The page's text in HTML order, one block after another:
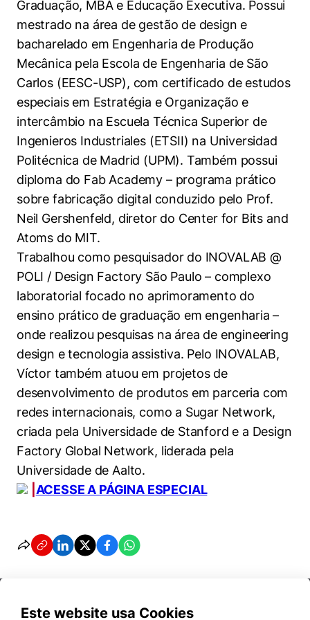
Graduação, MBA e Educação Executiva. Possui
mestrado na área de gestão de design e
bacharelado em Engenharia de Produção
Mecânica pela Escola de Engenharia de São
Carlos (EESC-USP), com certificado de estudos
especiais em Estratégia e Organização e
intercâmbio na Escuela Técnica Superior de
Ingenieros Industriales (ETSII) na Universidad
Politécnica de Madrid (UPM). Também possui
diploma do Fab Academy – programa prático
sobre fabricação digital conduzido pelo Prof.
Neil Gershenfeld, diretor do Center for Bits and
Atoms do MIT.
Trabalhou como pesquisador do INOVALAB @
POLI / Design Factory São Paulo – complexo
laboratorial focado no aprimoramento do
ensino prático de graduação em engenharia –
onde realizou pesquisas na área de engineering
design e tecnologia assistiva. Pelo INOVALAB,
Víctor também atuou em projetos de
desenvolvimento de produtos em parceria com
redes internacionais, como a Sugar Network,
criada pela Universidade de Stanford e a Design
Factory Global Network, liderada pela
Universidade de Aalto.
ACESSE A PÁGINA ESPECIAL
Este website usa Cookies